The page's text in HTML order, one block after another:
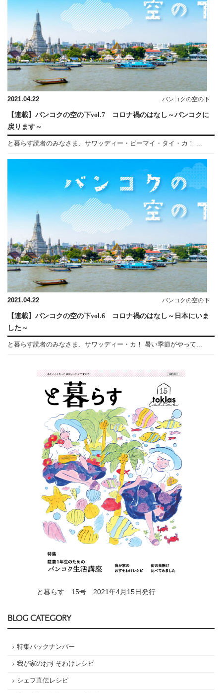
2021.04.22 バンコクの空の下
【連載】バンコクの空の下vol.7 コロナ禍のはなし～バンコクに
戻ります～
と暮らす読者のみなさま、サワッディー・ピーマイ・タイ・カ！ ...
2021.04.22 バンコクの空の下
【連載】バンコクの空の下vol.6 コロナ禍のはなし～日本にいま
した～
と暮らす読者のみなさま、サワッディー・カ！ 暑い季節がやって...
と暮らす 15号 2021年4月15日発行
BLOG CATEGORY
特集バックナンバー
我が家のおすそわけレシピ
シェフ直伝レシピ